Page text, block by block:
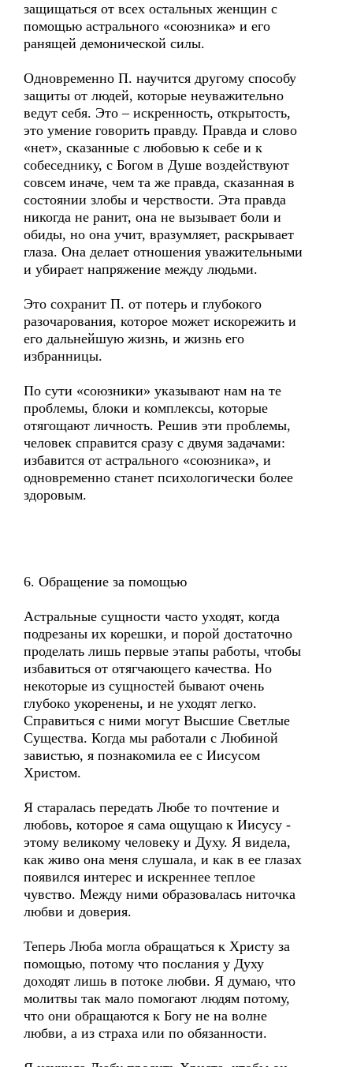
защищаться от всех остальных женщин с
помощью астрального «союзника» и его
ранящей демонической силы.
Одновременно П. научится другому способу
защиты от людей, которые неуважительно
ведут себя. Это – искренность, открытость,
это умение говорить правду. Правда и слово
«нет», сказанные с любовью к себе и к
собеседнику, с Богом в Душе воздействуют
совсем иначе, чем та же правда, сказанная в
состоянии злобы и черствости. Эта правда
никогда не ранит, она не вызывает боли и
обиды, но она учит, вразумляет, раскрывает
глаза. Она делает отношения уважительными
и убирает напряжение между людьми.
Это сохранит П. от потерь и глубокого
разочарования, которое может искорежить и
его дальнейшую жизнь, и жизнь его
избранницы.
По сути «союзники» указывают нам на те
проблемы, блоки и комплексы, которые
отягощают личность. Решив эти проблемы,
человек справится сразу с двумя задачами:
избавится от астрального «союзника», и
одновременно станет психологически более
здоровым.
6. Обращение за помощью
Астральные сущности часто уходят, когда
подрезаны их корешки, и порой достаточно
проделать лишь первые этапы работы, чтобы
избавиться от отягчающего качества. Но
некоторые из сущностей бывают очень
глубоко укоренены, и не уходят легко.
Справиться с ними могут Высшие Светлые
Существа. Когда мы работали с Любиной
завистью, я познакомила ее с Иисусом
Христом.
Я старалась передать Любе то почтение и
любовь, которое я сама ощущаю к Иисусу -
этому великому человеку и Духу. Я видела,
как живо она меня слушала, и как в ее глазах
появился интерес и искреннее теплое
чувство. Между ними образовалась ниточка
любви и доверия.
Теперь Люба могла обращаться к Христу за
помощью, потому что послания у Духу
доходят лишь в потоке любви. Я думаю, что
молитвы так мало помогают людям потому,
что они обращаются к Богу не на волне
любви, а из страха или по обязанности.